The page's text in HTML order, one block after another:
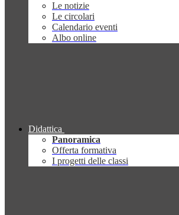
Le notizie
Le circolari
Calendario eventi
Albo online
Didattica
Panoramica
Offerta formativa
I progetti delle classi